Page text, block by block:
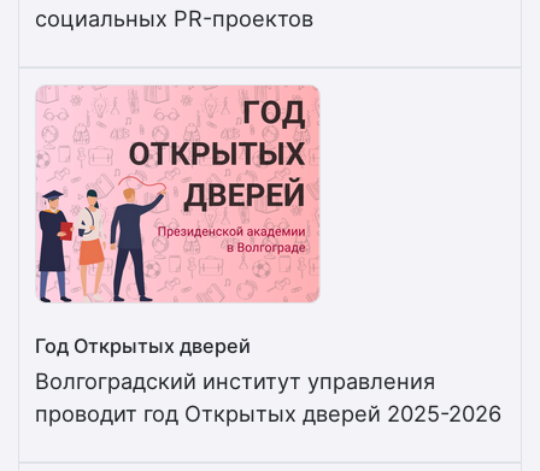
социальных PR-проектов
Год Открытых дверей
Волгоградский институт управления
проводит год Открытых дверей 2025-2026